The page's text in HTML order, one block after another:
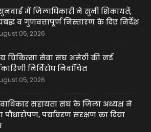
में जिलाधिकारी ने सुनीं शिकायतें,
व गुणवत्तापूर्ण निस्तारण के दिए निर्देश
05, 2026
चिकित्सा सेवा संघ अमेठी की नई
निर्विरोध निर्वाचित
05, 2026
सहायता संघ के जिला अध्यक्ष ने
पौधारोपण, पर्यावरण संरक्षण का दिया